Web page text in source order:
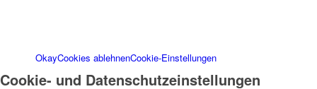
OkayCookies ablehnenCookie-Einstellungen
Cookie- und Datenschutzeinstellungen